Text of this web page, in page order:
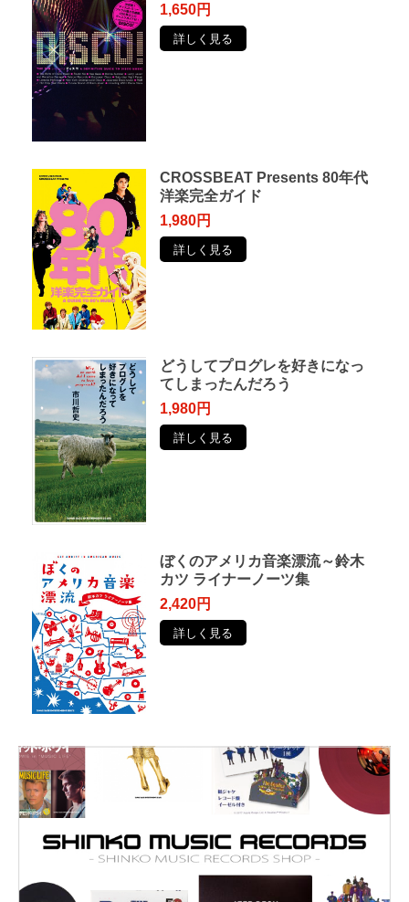
1,650円
詳しく見る
CROSSBEAT Presents 80年代
洋楽完全ガイド
1,980円
詳しく見る
どうしてプログレを好きになっ
てしまったんだろう
1,980円
詳しく見る
ぼくのアメリカ音楽漂流～鈴木
カツ ライナーノーツ集
2,420円
詳しく見る